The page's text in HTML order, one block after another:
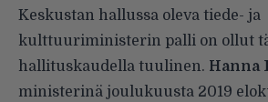
Keskustan hallussa oleva tiede- ja
kulttuuriministerin palli on ollut
hallituskaudella tuulinen. Hanna
ministerinä joulukuusta 2019